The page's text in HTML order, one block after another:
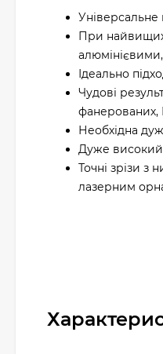
При найвищих
Ідеально
Чудові
Необхідна
Дуже високий
Точні зрізи з
лазерним